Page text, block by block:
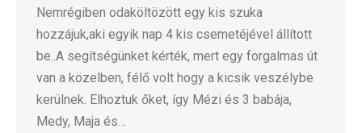
Nemrégiben odaköltözött egy kis szuka
hozzájuk,aki egyik nap 4 kis csemetéjével állított
be..A segítségünket kérték, mert egy forgalmas út
van a közelben, félő volt hogy a kicsik veszélybe
kerülnek. Elhoztuk őket, így Mézi és 3 babája,
Medy, Maja és…